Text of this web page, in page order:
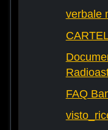
verbale
FAQ